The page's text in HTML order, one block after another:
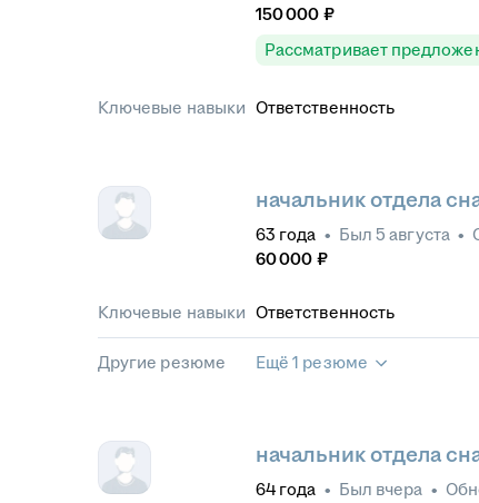
150 000 ₽
Рассматривает
Ключевые навыки Ответственность
начальник отдела
63 года • Был 5 августа •
60 000 ₽
Ключевые навыки Ответственность
Другие резюме Ещё 1 резюме
начальник отдела
64 года • Был вчера •